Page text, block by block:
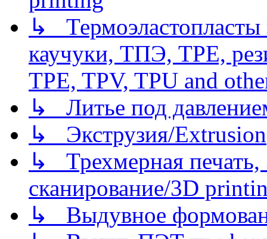
↳
каучуки, ТПЭ, TPE,
TPE, TPV, TPU and
↳ Литье под
↳ Экструзия/Extrusion
↳ Трехмерная
сканирование/3D
↳ Выдувное